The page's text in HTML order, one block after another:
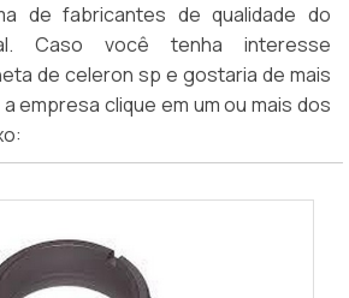
de fabricantes de qualidade do
Caso você tenha interesse
de celeron sp e gostaria de mais
empresa clique em um ou mais dos